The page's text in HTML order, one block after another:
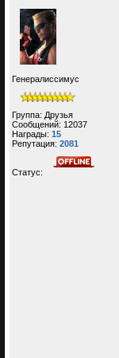
Генералиссимус
Группа: Друзья
Сообщений: 12037
Награды: 15
Репутация: 2081
Статус: